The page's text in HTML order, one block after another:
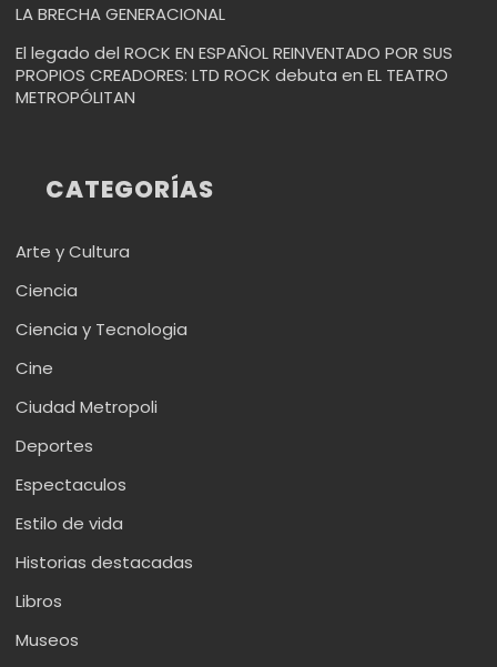
LA BRECHA GENERACIONAL
El legado del ROCK EN ESPAÑOL REINVENTADO POR SUS
PROPIOS CREADORES: LTD ROCK debuta en EL TEATRO
METROPÓLITAN
CATEGORÍAS
Arte y Cultura
Ciencia
Ciencia y Tecnologia
Cine
Ciudad Metropoli
Deportes
Espectaculos
Estilo de vida
Historias destacadas
Libros
Museos